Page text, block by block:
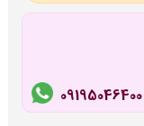
09195046400